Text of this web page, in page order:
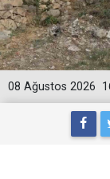
08 Ağustos 2026